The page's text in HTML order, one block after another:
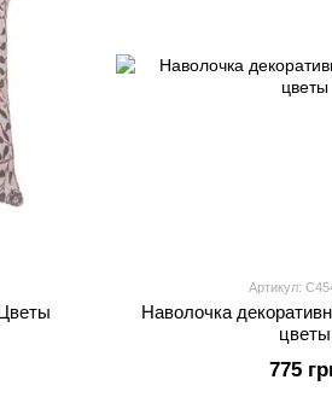
Артикул:
Наволочка
цветы
775